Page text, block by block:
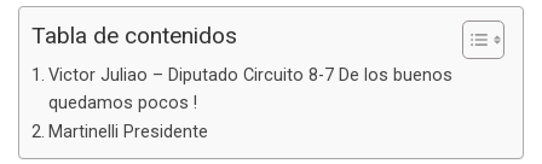
Tabla de contenidos
Victor Juliao – Diputado Circuito 8-7 De los buenos
quedamos pocos !
Martinelli Presidente